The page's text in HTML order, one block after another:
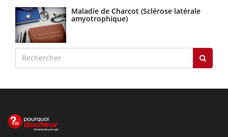
Maladie de Charcot (Sclérose latérale
amyotrophique)